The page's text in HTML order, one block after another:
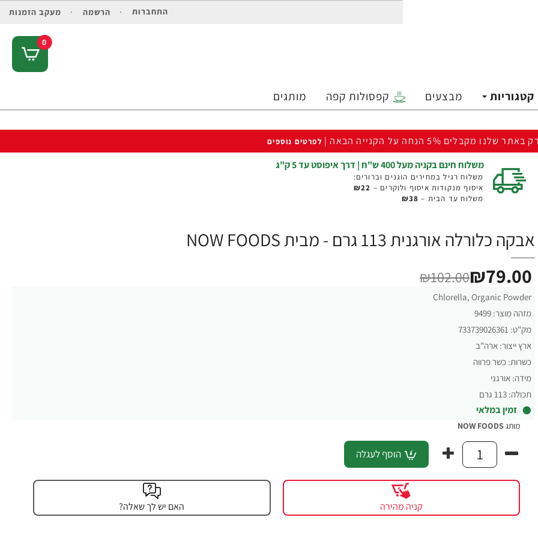
התחברות הרשמה מעקב הזמנות
0
קטגוריות מבצעים קפסולות קפה מותגים
באתר שלנו מקבלים 5% הנחה על הקנייה הבאה | לפרטים נוספים
משלוח חינם בקניה מעל 400 ש"ח | דרך איפוסט עד 5 ק"ג
משלוח רגיל במחירים הוגנים וברורים:
איסוף מנקודות איסוף ולוקרים – ₪22
משלוח עד הבית – ₪38
אבקה כלורלה אורגנית 113 גרם - מבית NOW FOODS
Chlorella, Organic Powder
מזהה מוצר: 9499
מק"ט: 733739026361
ארץ ייצור: ארה"ב
כשרות: כשר פרווה
מידה: אורגני
תכולה: 113 גרם
זמין במלאי
₪79.00
₪102.00
מותגNOW FOODS
הוסף לעגלה
קניה מהירה האם יש לך שאלה?